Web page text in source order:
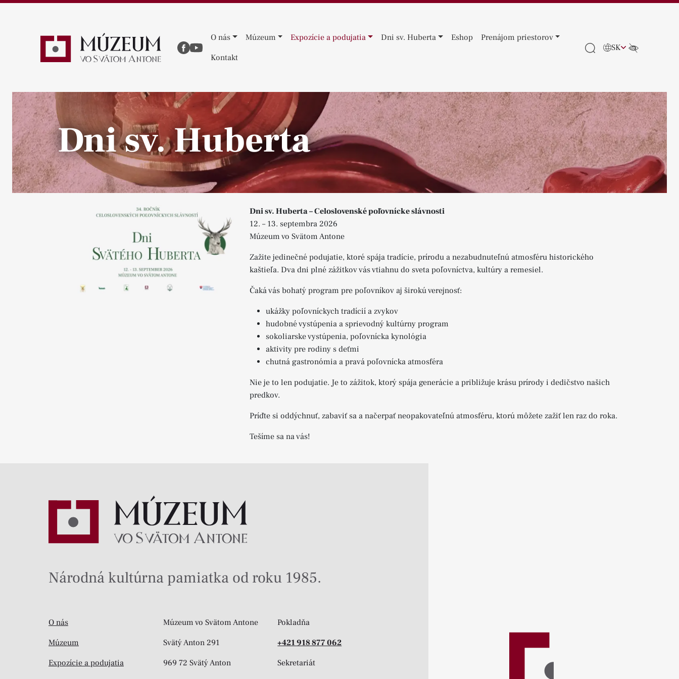
O nás Múzeum Expozície a podujatia Dni sv. Huberta Eshop
Prenájom priestorov
Kontakt
SK
Dni sv. Huberta
Dni sv. Huberta – Celoslovenské poľovnícke slávnosti
12. – 13. septembra 2026
Múzeum vo Svätom Antone
Zažite jedinečné podujatie, ktoré spája tradície, prírodu a nezabudnuteľnú atmosféru historického
kaštieľa. Dva dni plné zážitkov vás vtiahnu do sveta poľovníctva, kultúry a remesiel.
Čaká vás bohatý program pre poľovníkov aj širokú verejnosť:
ukážky poľovníckych tradícií a zvykov
hudobné vystúpenia a sprievodný kultúrny program
sokoliarske vystúpenia, poľovnícka kynológia
aktivity pre rodiny s deťmi
chutná gastronómia a pravá poľovnícka atmosféra
Nie je to len podujatie. Je to zážitok, ktorý spája generácie a približuje krásu prírody i dedičstvo našich
predkov.
Príďte si oddýchnuť, zabaviť sa a načerpať neopakovateľnú atmosféru, ktorú môžete zažiť len raz do roka.
Tešíme sa na vás!
Národná kultúrna pamiatka od roku 1985.
O nás
Múzeum
Expozície a podujatia
Múzeum vo Svätom Antone
Svätý Anton 291
969 72 Svätý Anton
Pokladňa
+421 918 877 062
Sekretariát